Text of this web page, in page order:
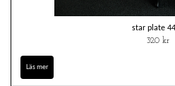
star plate
320 kr
Läs mer